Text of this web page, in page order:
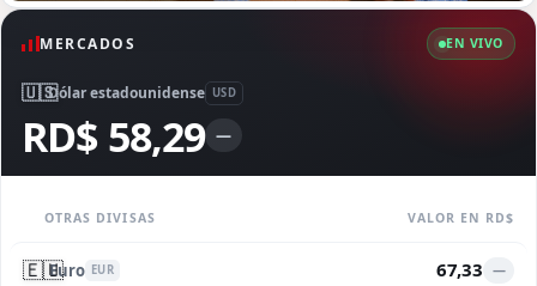
MERCADOS EN VIVO
🇺🇸Dólar estadounidense USD
RD$ 58,29 —
OTRAS DIVISAS VALOR EN RD$
🇪🇺Euro EUR 67,33 —